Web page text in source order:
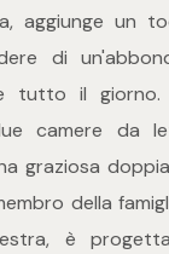
aggiunge un
di
tutto il
camere da
graziosa
della
è